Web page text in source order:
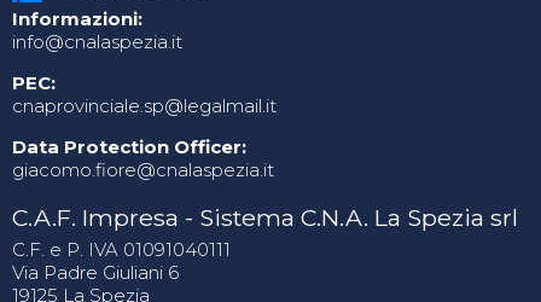
Informazioni:
info@cnalaspezia.it
PEC:
cnaprovinciale.sp@legalmail.it
Data Protection Officer:
giacomo.fiore@cnalaspezia.it
C.A.F. Impresa - Sistema C.N.A. La Spezia srl
C.F. e P. IVA 01091040111
Via Padre Giuliani 6
19125 La Spezia